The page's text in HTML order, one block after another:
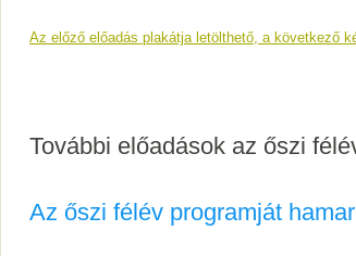
Az előző előadás plakátja letölthető, a következő
További előadások az őszi
Az őszi félév programját